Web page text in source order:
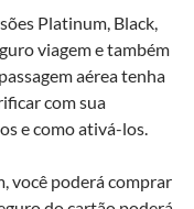
Platinum, Black,
viagem e também
aérea tenha
com sua
e como ativá-los.
você poderá comprar